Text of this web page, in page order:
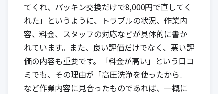
てくれ、パッキン交換だけで8,000円で直してく
れた」というように、トラブルの状況、作業内
容、料金、スタッフの対応などが具体的に書か
れています。また、良い評価だけでなく、悪い評
価の内容も重要です。「料金が高い」という口コ
ミでも、その理由が「高圧洗浄を使ったから」
など作業内容に見合ったものであれば、一概に